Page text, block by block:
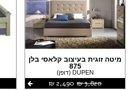
מיטה זוגית בעיצוב קלאסי בלן
875
DUPEN (דופן)
3,820 ‏₪
2,490 ‏₪